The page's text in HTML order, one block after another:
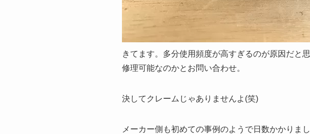
きてます。多分使用頻度が高すぎるのが原因だと
修理可能なのかとお問い合わせ。
決してクレームじゃありませんよ(笑)
メーカー側も初めての事例のようで日数かかりま